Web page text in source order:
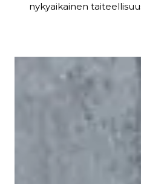
nykyaikainen